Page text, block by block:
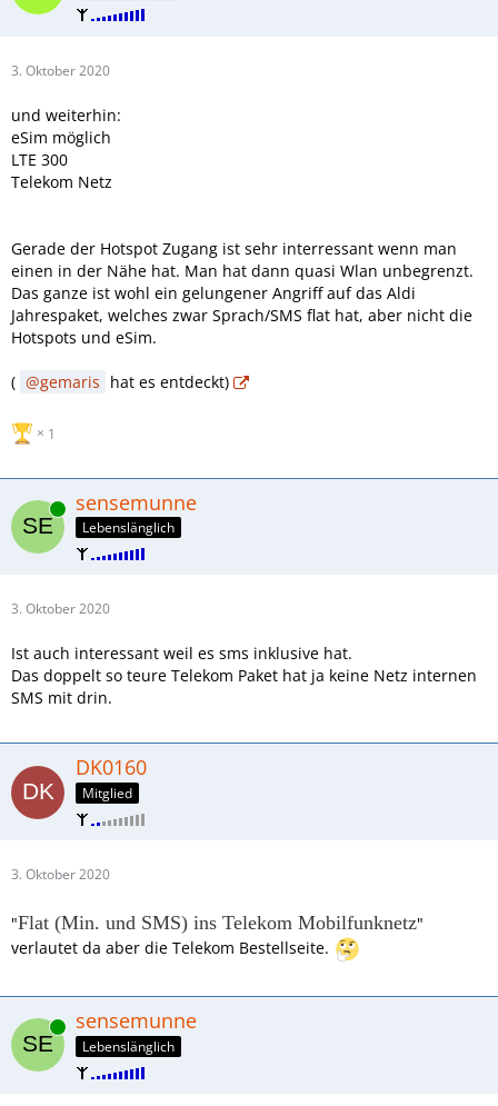
3. Oktober 2020
und weiterhin:
eSim möglich
LTE 300
Telekom Netz
Gerade der Hotspot Zugang ist sehr interressant wenn man
einen in der Nähe hat. Man hat dann quasi Wlan unbegrenzt.
Das ganze ist wohl ein gelungener Angriff auf das Aldi
Jahrespaket, welches zwar Sprach/SMS flat hat, aber nicht die
Hotspots und eSim.
( gemaris hat es entdeckt)
1
Online sensemunne
Lebenslänglich
3. Oktober 2020
Ist auch interessant weil es sms inklusive hat.
Das doppelt so teure Telekom Paket hat ja keine Netz internen
SMS mit drin.
DK0160
Mitglied
3. Oktober 2020
"Flat (Min. und SMS) ins Telekom Mobilfunknetz"
verlautet da aber die Telekom Bestellseite.
Online sensemunne
Lebenslänglich